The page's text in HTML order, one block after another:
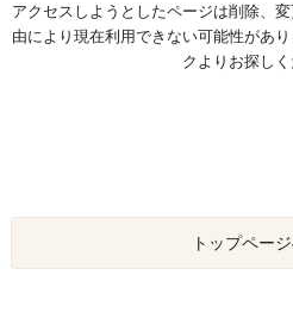
アクセスしようとしたページは削除、
由により現在利用できない可能性があ
クよりお探しく
トップペー